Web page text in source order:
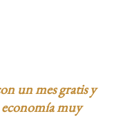
un mes gratis y
muy